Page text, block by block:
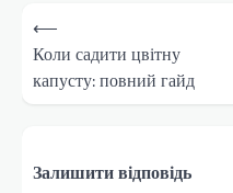
Навігація
записів
⟵
Коли садити цвітну
капусту: повний гайд
Залишити відповідь